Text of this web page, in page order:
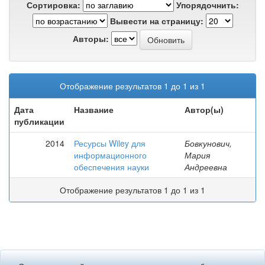
Сортировка:
Упорядочнить:
Вывести на страницу:
Авторы:
Отображение результатов 1 до 1 из 1
Дата
публикации
Название Автор(ы)
2014
Ресурсы Wiley для
информационного
обеспечения науки
Бовкунович,
Мария
Андреевна
Отображение результатов 1 до 1 из 1